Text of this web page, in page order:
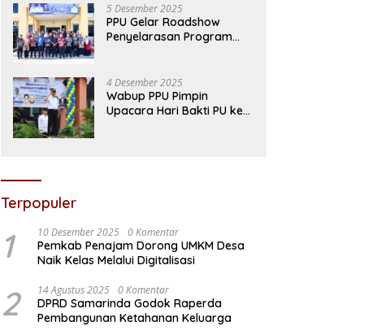
5 Desember 2025
PPU Gelar Roadshow
Penyelarasan Program
4 Desember 2025
Wabup PPU Pimpin
Upacara Hari Bakti PU ke-
Terpopuler
1 10 Desember 2025 0 Komentar
Pemkab Penajam Dorong UMKM Desa
Naik Kelas Melalui Digitalisasi
2 14 Agustus 2025 0 Komentar
DPRD Samarinda Godok Raperda
Pembangunan Ketahanan Keluarga